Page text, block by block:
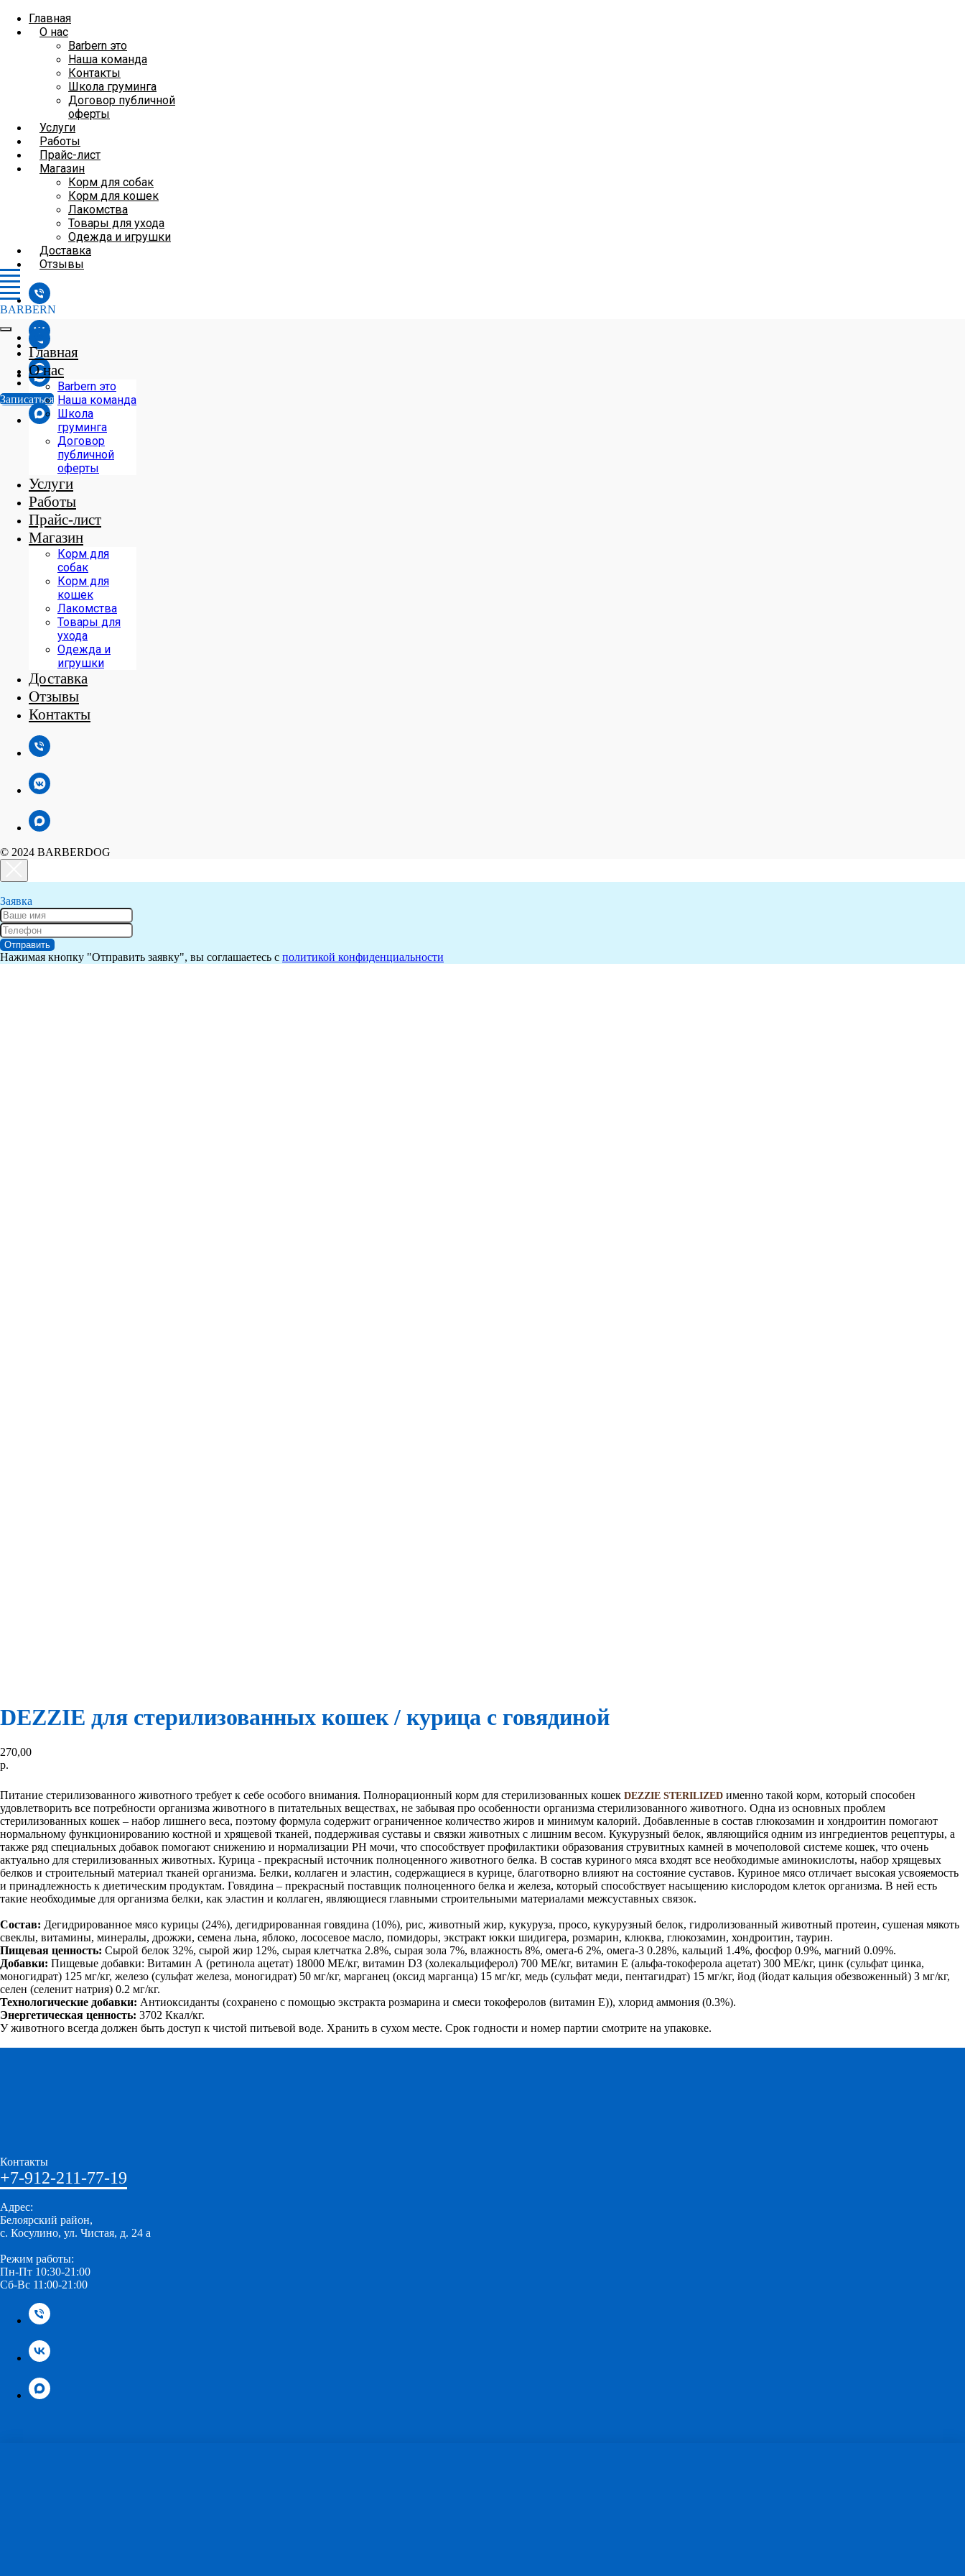
Главная
О нас
Barbern это
Наша команда
Контакты
Школа груминга
Договор публичной
оферты
Услуги
Работы
Прайс-лист
Магазин
Корм для собак
Корм для кошек
Лакомства
Товары для ухода
Одежда и игрушки
Доставка
Отзывы
Записаться
BARBERN
Главная
О нас
Barbern это
Наша команда
Школа
груминга
Договор
публичной
оферты
Услуги
Работы
Прайс-лист
Магазин
Корм для
собак
Корм для
кошек
Лакомства
Товары для
ухода
Одежда и
игрушки
Доставка
Отзывы
Контакты
© 2024 BARBERDOG
Заявка
Отправить
Нажимая кнопку "Отправить заявку", вы соглашаетесь с политикой конфиденциальности
DEZZIE для стерилизованных кошек / курица с говядиной
270,00
р.
Питание стерилизованного животного требует к себе особого внимания. Полнорационный корм для стерилизованных кошек DEZZIE STERILIZED именно такой корм, который способен
удовлетворить все потребности организма животного в питательных веществах, не забывая про особенности организма стерилизованного животного. Одна из основных проблем
стерилизованных кошек – набор лишнего веса, поэтому формула содержит ограниченное количество жиров и минимум калорий. Добавленные в состав глюкозамин и хондроитин помогают
нормальному функционированию костной и хрящевой тканей, поддерживая суставы и связки животных с лишним весом. Кукурузный белок, являющийся одним из ингредиентов рецептуры, а
также ряд специальных добавок помогают снижению и нормализации РН мочи, что способствует профилактики образования струвитных камней в мочеполовой системе кошек, что очень
актуально для стерилизованных животных. Курица - прекрасный источник полноценного животного белка. В состав куриного мяса входят все необходимые аминокислоты, набор хрящевых
белков и строительный материал тканей организма. Белки, коллаген и эластин, содержащиеся в курице, благотворно влияют на состояние суставов. Куриное мясо отличает высокая усвояемость
и принадлежность к диетическим продуктам. Говядина – прекрасный поставщик полноценного белка и железа, который способствует насыщению кислородом клеток организма. В ней есть
такие необходимые для организма белки, как эластин и коллаген, являющиеся главными строительными материалами межсуставных связок.
Состав: Дегидрированное мясо курицы (24%), дегидрированная говядина (10%), рис, животный жир, кукуруза, просо, кукурузный белок, гидролизованный животный протеин, сушеная мякоть
свеклы, витамины, минералы, дрожжи, семена льна, яблоко, лососевое масло, помидоры, экстракт юкки шидигера, розмарин, клюква, глюкозамин, хондроитин, таурин.
Пищевая ценность: Сырой белок 32%, сырой жир 12%, сырая клетчатка 2.8%, сырая зола 7%, влажность 8%, омега-6 2%, омега-3 0.28%, кальций 1.4%, фосфор 0.9%, магний 0.09%.
Добавки: Пищевые добавки: Витамин А (ретинола ацетат) 18000 МЕ/кг, витамин DЗ (холекальциферол) 700 МЕ/кг, витамин Е (альфа-токоферола ацетат) 300 МЕ/кг, цинк (сульфат цинка,
моногидрат) 125 мг/кг, железо (сульфат железа, моногидрат) 50 мг/кг, марганец (оксид марганца) 15 мг/кг, медь (сульфат меди, пентагидрат) 15 мг/кг, йод (йодат кальция обезвоженный) З мг/кг,
селен (селенит натрия) 0.2 мг/кг.
Технологические добавки: Антиоксиданты (сохранено с помощью экстракта розмарина и смеси токоферолов (витамин Е)), хлорид аммония (0.3%).
Энергетическая ценность: 3702 Ккал/кг.
У животного всегда должен быть доступ к чистой питьевой воде. Хранить в сухом месте. Срок годности и номер партии смотрите на упаковке.
Контакты
+7-912-211-77-19
Адрес:
Белоярский район,
с. Косулино, ул. Чистая, д. 24 а
Режим работы:
Пн-Пт 10:30-21:00
Сб-Вс 11:00-21:00